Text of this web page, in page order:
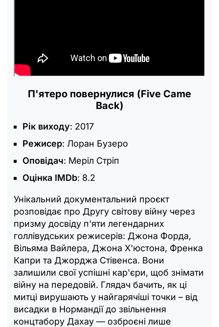
П'ятеро повернулися (Five Came
Back)
Рік виходу: 2017
Режисер: Лоран Бузеро
Оповідач: Меріл Стріп
Оцінка IMDb: 8.2
Унікальний документальний проєкт
розповідає про Другу світову війну через
призму досвіду п'яти легендарних
голлівудських режисерів: Джона Форда,
Вільяма Вайлера, Джона Х'юстона, Френка
Капри та Джорджа Стівенса. Вони
залишили свої успішні кар'єри, щоб знімати
війну на передовій. Глядач бачить, як ці
митці вирушають у найгарячіші точки – від
висадки в Нормандії до звільнення
концтабору Дахау — озброєні лише